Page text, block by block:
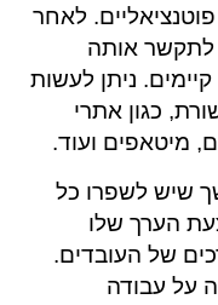
לאחר
לתקשר אותה
ניתן לעשות
כגון אתרי
מיטאפים ועוד.
שיש לשפרו כל
הערך שלו
של העובדים.
על עבודה